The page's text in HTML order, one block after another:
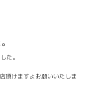
た。
頂けますよお願いいたしま